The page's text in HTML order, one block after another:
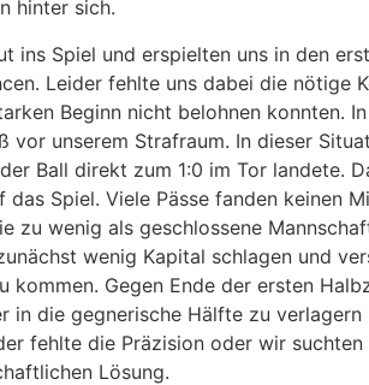
hinter sich.
Spiel und erspielten uns in den
Leider fehlte uns dabei die nötige
Beginn nicht belohnen konnten.
vor unserem Strafraum. In dieser
Ball direkt zum 1:0 im Tor landete.
Spiel. Viele Pässe fanden keinen
zu wenig als geschlossene
wenig Kapital schlagen und
kommen. Gegen Ende der ersten
in die gegnerische Hälfte zu verlagern
fehlte die Präzision oder wir
Lösung.